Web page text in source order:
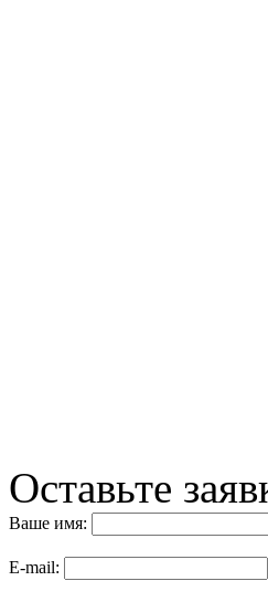
Оставьте
Ваше имя:
E-mail: